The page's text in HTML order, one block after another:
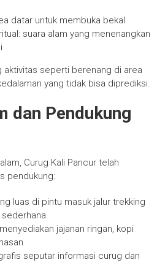
datar untuk membuka bekal
suara alam yang menenangkan
aktivitas seperti berenang di area
yang tidak bisa diprediksi.
dan Pendukung
Curug Kali Pancur telah
pendukung:
luas di pintu masuk jalur trekking
jajanan ringan, kopi
seputar informasi curug dan